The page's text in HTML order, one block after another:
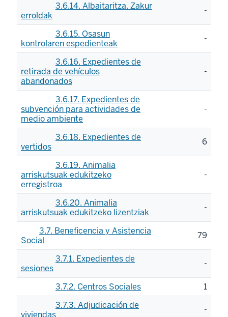
3.6.14. Albaitaritza. Zakur
erroldak
-
3.6.15. Osasun
kontrolaren espedienteak
-
3.6.16. Expedientes de
retirada de vehículos
abandonados
-
3.6.17. Expedientes de
subvención para actividades de
medio ambiente
-
3.6.18. Expedientes de
vertidos
6
3.6.19. Animalia
arriskutsuak edukitzeko
erregistroa
-
3.6.20. Animalia
arriskutsuak edukitzeko lizentziak
-
3.7. Beneficencia y Asistencia
Social
79
3.7.1. Expedientes de
sesiones
-
3.7.2. Centros Sociales
1
3.7.3. Adjudicación de
-